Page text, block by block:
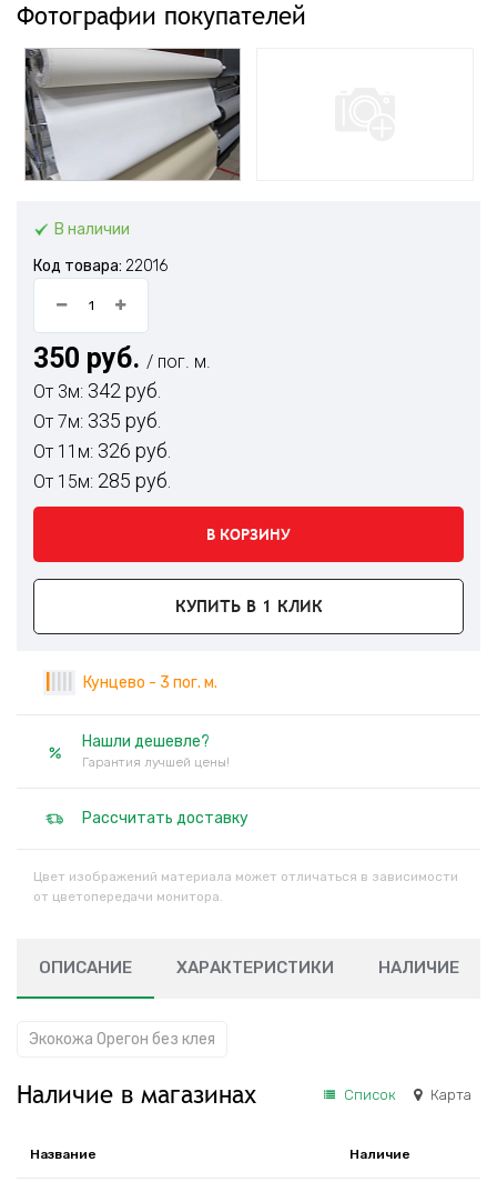
Фотографии покупателей
В наличии
Код товара: 22016
350 руб. / пог. м.
От 3м: 342 руб.
От 7м: 335 руб.
От 11м: 326 руб.
От 15м: 285 руб.
В КОРЗИНУ
КУПИТЬ В 1 КЛИК
Кунцево - 3 пог. м.
Нашли дешевле?
Гарантия лучшей цены!
Рассчитать доставку
Цвет изображений материала может отличаться в зависимости
от цветопередачи монитора.
ОПИСАНИЕ ХАРАКТЕРИСТИКИ НАЛИЧИЕ
Экокожа Орегон без клея
Наличие в магазинах Список Карта
Название Наличие